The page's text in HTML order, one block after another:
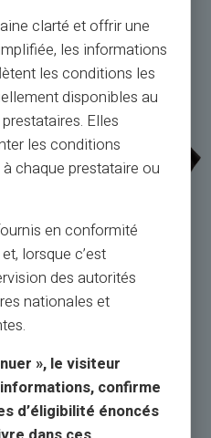
support af
clarté et offrir une
les informations
les conditions les
disponibles au
Elles
les conditions
chaque prestataire ou
en conformité
lorsque c’est
des autorités
nationales et
», le visiteur
confirme
d’éligibilité énoncés